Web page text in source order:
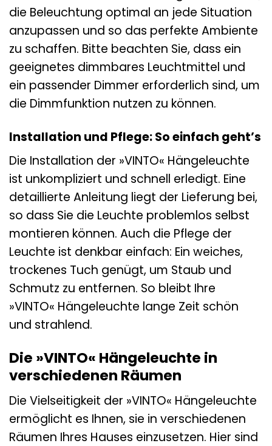
die Beleuchtung optimal an jede Situation
anzupassen und so das perfekte Ambiente
zu schaffen. Bitte beachten Sie, dass ein
geeignetes dimmbares Leuchtmittel und
ein passender Dimmer erforderlich sind, um
die Dimmfunktion nutzen zu können.
Installation und Pflege: So einfach geht’s
Die Installation der »VINTO« Hängeleuchte
ist unkompliziert und schnell erledigt. Eine
detaillierte Anleitung liegt der Lieferung bei,
so dass Sie die Leuchte problemlos selbst
montieren können. Auch die Pflege der
Leuchte ist denkbar einfach: Ein weiches,
trockenes Tuch genügt, um Staub und
Schmutz zu entfernen. So bleibt Ihre
»VINTO« Hängeleuchte lange Zeit schön
und strahlend.
Die »VINTO« Hängeleuchte in
verschiedenen Räumen
Die Vielseitigkeit der »VINTO« Hängeleuchte
ermöglicht es Ihnen, sie in verschiedenen
Räumen Ihres Hauses einzusetzen. Hier sind